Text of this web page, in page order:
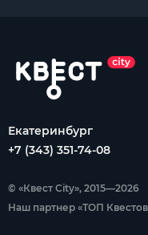
Екатеринбург
+7 (343) 351-74-08
© «Квест City», 2015—2026
Наш партнер «ТОП